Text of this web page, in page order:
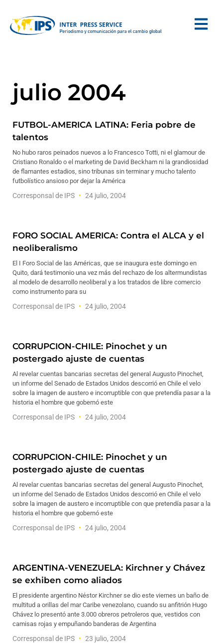
julio 2004
FUTBOL-AMERICA LATINA: Feria pobre de
talentos
No hubo raros peinados nuevos a lo Francesco Totti, ni el glamour de
Cristiano Ronaldo o el marketing de David Beckham ni la grandiosidad
de flamantes estadios, sino tribunas sin terminar y mucho talento
futbolístico ansioso por dejar la América
Corresponsal de IPS 24 julio, 2004
FORO SOCIAL AMERICA: Contra el ALCA y el
neoliberalismo
El I Foro Social de las Américas, que se inaugura este domingo en
Quito, dará testimonio una vez más del rechazo de los altermundistas
al modelo de desarrollo neoliberal y a los tratados de libre comercio
como instrumento para su
Corresponsal de IPS 24 julio, 2004
CORRUPCION-CHILE: Pinochet y un
postergado ajuste de cuentas
Al revelar cuentas bancarias secretas del general Augusto Pinochet,
un informe del Senado de Estados Unidos descorrió en Chile el velo
sobre la imagen de austero e incorruptible con que pretendía pasar a la
historia el hombre que gobernó este
Corresponsal de IPS 24 julio, 2004
CORRUPCION-CHILE: Pinochet y un
postergado ajuste de cuentas
Al revelar cuentas bancarias secretas del general Augusto Pinochet,
un informe del Senado de Estados Unidos descorrió en Chile el velo
sobre la imagen de austero e incorruptible con que pretendía pasar a la
historia el hombre que gobernó este
Corresponsal de IPS 24 julio, 2004
ARGENTINA-VENEZUELA: Kirchner y Chávez
se exhiben como aliados
El presidente argentino Néstor Kirchner se dio este viernes un baño de
multitud a orillas del mar Caribe venezolano, cuando su anfitrión Hugo
Chávez lo presentó ante 3.000 obreros petroleros que, vestidos con
camisas rojas y empuñando banderas de Argentina
Corresponsal de IPS 23 julio, 2004